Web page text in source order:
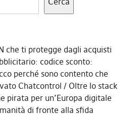
che ti protegge dagli acquisti
codice sconto:
perché sono contento che
Chatcontrol
Oltre lo stack
pirata per un’Europa digitale
di fronte alla sfida